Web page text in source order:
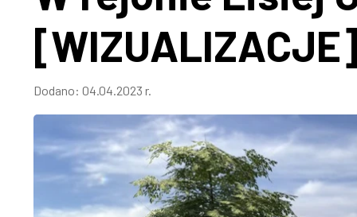
Dodano: 04.04.2023 r.